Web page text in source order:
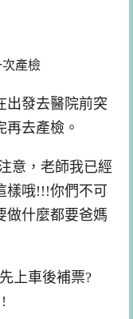
產檢
出發去醫院前突
去產檢。
意，老師我已經
樣哦!!!你們不可
做什麼都要爸媽
上車後補票?